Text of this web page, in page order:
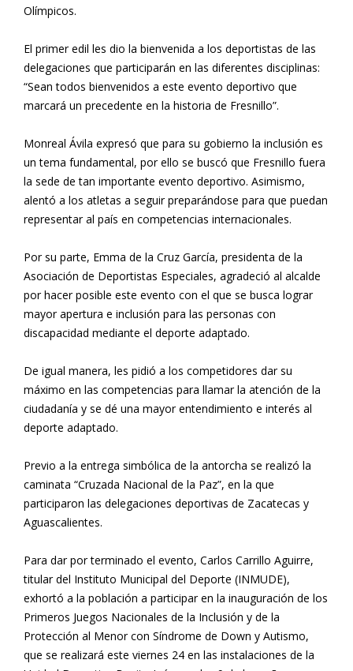
Olímpicos.
El primer edil les dio la bienvenida a los deportistas de las
delegaciones que participarán en las diferentes disciplinas:
“Sean todos bienvenidos a este evento deportivo que
marcará un precedente en la historia de Fresnillo”.
Monreal Ávila expresó que para su gobierno la inclusión es
un tema fundamental, por ello se buscó que Fresnillo fuera
la sede de tan importante evento deportivo. Asimismo,
alentó a los atletas a seguir preparándose para que puedan
representar al país en competencias internacionales.
Por su parte, Emma de la Cruz García, presidenta de la
Asociación de Deportistas Especiales, agradeció al alcalde
por hacer posible este evento con el que se busca lograr
mayor apertura e inclusión para las personas con
discapacidad mediante el deporte adaptado.
De igual manera, les pidió a los competidores dar su
máximo en las competencias para llamar la atención de la
ciudadanía y se dé una mayor entendimiento e interés al
deporte adaptado.
Previo a la entrega simbólica de la antorcha se realizó la
caminata “Cruzada Nacional de la Paz”, en la que
participaron las delegaciones deportivas de Zacatecas y
Aguascalientes.
Para dar por terminado el evento, Carlos Carrillo Aguirre,
titular del Instituto Municipal del Deporte (INMUDE),
exhortó a la población a participar en la inauguración de los
Primeros Juegos Nacionales de la Inclusión y de la
Protección al Menor con Síndrome de Down y Autismo,
que se realizará este viernes 24 en las instalaciones de la